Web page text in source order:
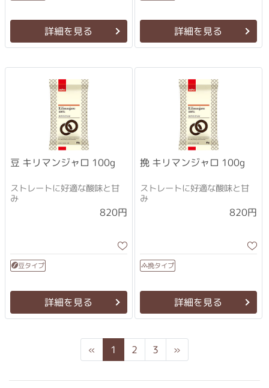
詳細を見る 詳細を見る
豆 キリマンジャロ 100g
ストレートに好適な酸味と甘
み
820円
豆タイプ
詳細を見る
挽 キリマンジャロ 100g
ストレートに好適な酸味と甘
み
820円
挽タイプ
詳細を見る
« Previous
1 2 3 »Next